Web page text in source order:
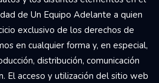
de Un Equipo Adelante a quien
exclusivo de los derechos de
en cualquier forma y, en especial,
distribución, comunicación
El acceso y utilización del sitio web